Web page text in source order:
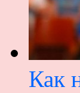
Как